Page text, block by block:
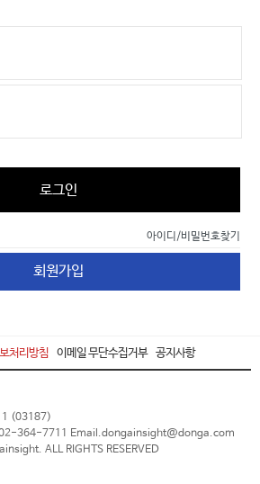
로그인
아이디/비밀번호찾기
회원가입
처리방침 이메일 무단수집거부 공지사항
1 (03187)
364-7711 Email.dongainsight@donga.com
ALL RIGHTS RESERVED